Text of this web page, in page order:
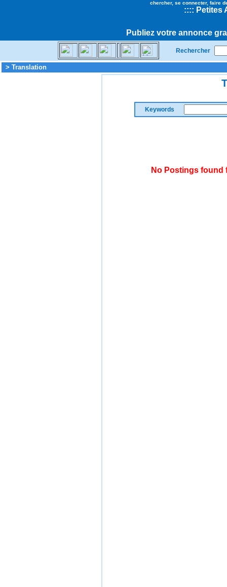
chercher, se connecter, faire
:::: Petites
Publiez votre annonce
Rechercher
> Translation
Keywords
No Postings found